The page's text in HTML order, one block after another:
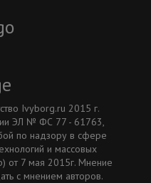
Ivyborg.ru 2015 г.
ЭЛ № ФС 77 - 61763,
по надзору в сфере
и массовых
от 7 мая 2015г. Мнение
с мнением авторов.